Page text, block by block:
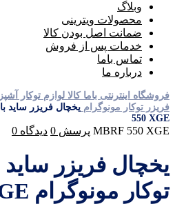
وبلاگ
محصولات ویترینی
ضمانت اصل بودن کالا
خدمات پس از فروش
تماس باما
درباره ما
فروشگاه اینترنتی باما کالا لوازم توکار
فریزر توکار مونوگرام
550 XGE
MBRF 550 XGE پرسش 0 دیدگاه 0
یخچال فریزر ساید
توکار مونوگرام MBRF 550 XGE